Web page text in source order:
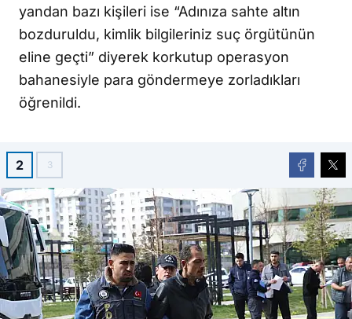
yandan bazı kişileri ise “Adınıza sahte altın
bozduruldu, kimlik bilgileriniz suç örgütünün
eline geçti” diyerek korkutup operasyon
bahanesiyle para göndermeye zorladıkları
öğrenildi.
2 3